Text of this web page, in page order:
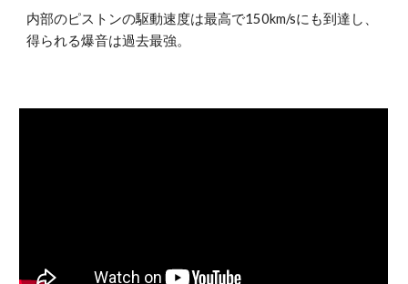
内部のピストンの駆動速度は最高で150km/sにも到達し、
得られる爆音は過去最強。